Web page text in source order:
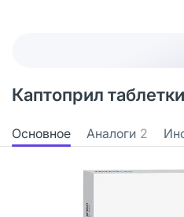
Каптоприл
Основное Аналоги 2